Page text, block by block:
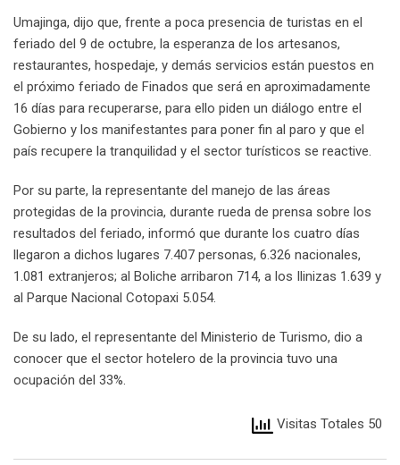
Umajinga, dijo que, frente a poca presencia de turistas en el
feriado del 9 de octubre, la esperanza de los artesanos,
restaurantes, hospedaje, y demás servicios están puestos en
el próximo feriado de Finados que será en aproximadamente
16 días para recuperarse, para ello piden un diálogo entre el
Gobierno y los manifestantes para poner fin al paro y que el
país recupere la tranquilidad y el sector turísticos se reactive.
Por su parte, la representante del manejo de las áreas
protegidas de la provincia, durante rueda de prensa sobre los
resultados del feriado, informó que durante los cuatro días
llegaron a dichos lugares 7.407 personas, 6.326 nacionales,
1.081 extranjeros; al Boliche arribaron 714, a los Ilinizas 1.639 y
al Parque Nacional Cotopaxi 5.054.
De su lado, el representante del Ministerio de Turismo, dio a
conocer que el sector hotelero de la provincia tuvo una
ocupación del 33%.
Visitas Totales 50